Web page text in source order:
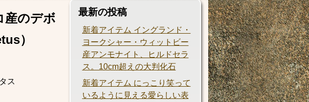
産のデボ
）
ス
最新の投稿
新着アイテム イングランド・
ヨークシャー・ウィットビー
産アンモナイト、ヒルドセラ
ス。10cm超えの大判化石
新着アイテム にっこり笑って
いるように見える愛らしい表